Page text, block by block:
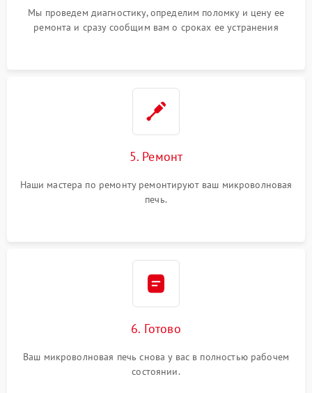
Мы проведем диагностику, определим поломку и цену ее
ремонта и сразу сообщим вам о сроках ее устранения
5. Ремонт
Наши мастера по ремонту ремонтируют ваш микроволновая
печь.
6. Готово
Ваш микроволновая печь снова у вас в полностью рабочем
состоянии.